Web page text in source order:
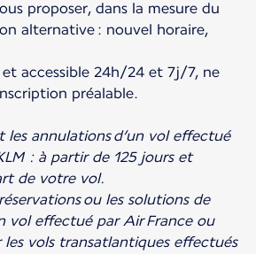
proposer, dans la mesure du
alternative : nouvel horaire,
accessible 24h/24 et 7j/7, ne
préalable.
les annulations d’un vol effectué
: à partir de 125 jours et
de votre vol.
ou les solutions de
vol effectué par Air France ou
les vols transatlantiques effectués